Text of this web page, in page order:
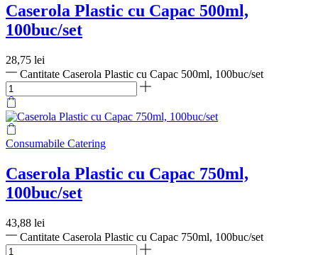
Caserola Plastic cu Capac 500ml,
100buc/set
28,75 lei
Cantitate Caserola Plastic cu Capac 500ml, 100buc/set
Consumabile Catering
Caserola Plastic cu Capac 750ml,
100buc/set
43,88 lei
Cantitate Caserola Plastic cu Capac 750ml, 100buc/set